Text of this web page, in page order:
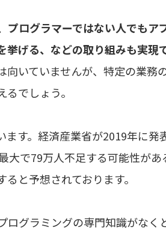
プログラマーではない人でも
げる、などの取り組みも実現
向いていませんが、特定の業務
でしょう。
ます。経済産業省が2019年に
大で79万人不足する可能性が
と予想されております。
ログラミングの専門知識がなく